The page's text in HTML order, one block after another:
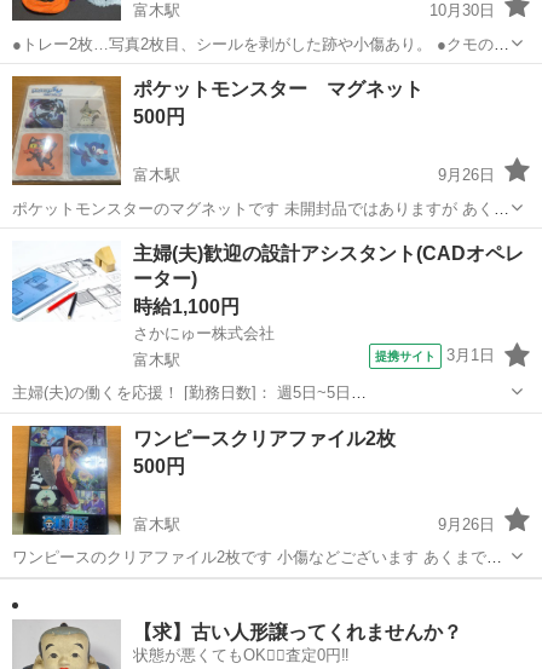
富木駅
10月30日
●トレー2枚…写真2枚目、シールを剥がした跡や小傷あり。 ●クモの巣
カゴ…写真3枚目、脚が1本だけ傾いています。 ●フエルトバッグ2個 ●
おばけ壁掛け飾り
大阪 高石市 富木駅 その他 ハロウィン
ポケットモンスター マグネット
500円
富木駅
9月26日
ポケットモンスターのマグネットです 未開封品ではありますが あくま
で中古品と言う事ご理解の上 ご検討よろしくお願いいたします
富木駅 その他 ポケットモンスター
主婦(夫)歓迎の設計アシスタント(CADオペレ
ーター)
時給1,100円
さかにゅー株式会社
富木駅
提携サイト 3月1日
主婦(夫)の働くを応援！ [勤務日数]： 週5日~5日
08:45~17:30/09:00~17:00 月/火/水/木/金 [勤務地・最寄駅]： 大阪府堺
市西区 JR阪和線『富木駅』より徒歩で10分 （※車通勤OK) ...
大阪 堺市 富木駅 Webデザイナー
ワンピースクリアファイル2枚
500円
富木駅
9月26日
ワンピースのクリアファイル2枚です 小傷などございます あくまで中
古品と言う事ご理解の上 ご検討よろしくお願いいたします
【求】古い人形譲ってくれませんか？
状態が悪くてもOK🙆‍♀️査定0円‼️